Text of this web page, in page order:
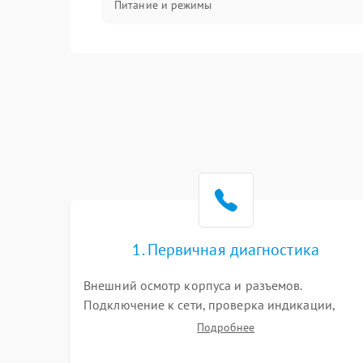
Питание и режимы
1. Первичная диагностика
Внешний осмотр корпуса и разъемов.
Подключение к сети, проверка индикации,
звуковых сигналов и кодов ошибок. Измерение
Подробнее